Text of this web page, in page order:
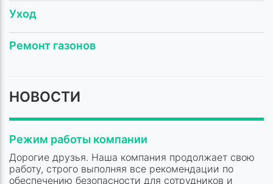
Уход
Ремонт газонов
НОВОСТИ
Режим работы компании
Дорогие друзья. Наша компания продолжает свою
работу, строго выполняя все рекомендации по
обеспечению безопасности для сотрудников и